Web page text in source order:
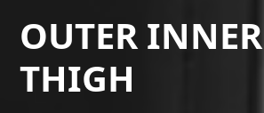
OUTER INNER
THIGH